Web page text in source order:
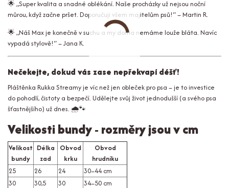
🌟 „Super kvalita a snadné oblékání. Naše procházky už nejsou noční
můrou, když začne pršet. Doporučuji všem majitelům psů!“– Martin R.
🌟 „Náš Max je konečně v suchu a my doma nemáme louže bláta. Navíc
vypadá stylově!“– Jana K.
Nečekejte, dokud vás zase nepřekvapí déšť!
Pláštěnka Rukka Streamy je víc než jen obleček pro psa – je to investice
do pohodlí, čistoty a bezpečí. Udělejte svůj život jednodušší (a svého psa
šťastnějšího) už dnes. 🌧️🐾
Velikosti bundy - rozměry jsou v cm
Velikost
bundy
Délka
zad
Obvod
krku
Obvod
hrudníku
25
26 24
30–44 cm
30
30,5 30
34–50 cm